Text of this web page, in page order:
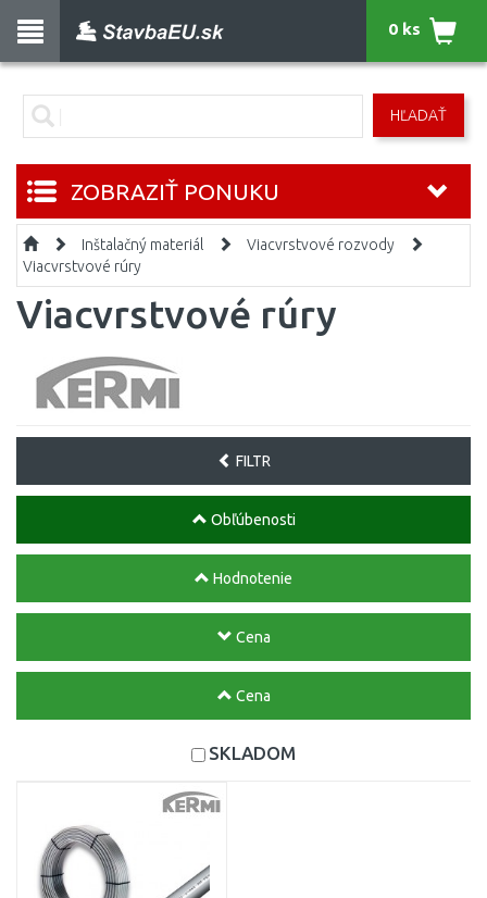
HĽADAŤ
0 ks
ZOBRAZIŤ PONUKU
Inštalačný materiál
Viacvrstvové rozvody
Viacvrstvové rúry
Viacvrstvové rúry
FILTR
Obľúbenosti
Hodnotenie
Cena
Cena
SKLADOM